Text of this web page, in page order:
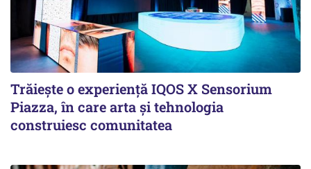
Trăiește o experiență IQOS X Sensorium
Piazza, în care arta și tehnologia
construiesc comunitatea